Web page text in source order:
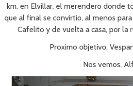
km, en Elvillar, el merendero donde
que al final se convirtio, al menos
Cafelito y de vuelta a casa, por la
Proximo objetivo:
Nos vemos,